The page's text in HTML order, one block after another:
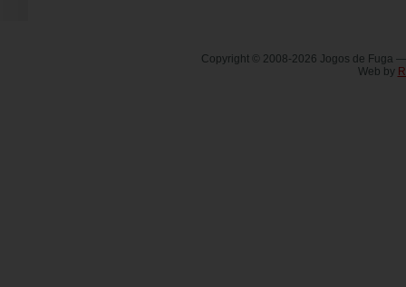
Copyright © 2008-2026 Jogos de Fuga
Web by